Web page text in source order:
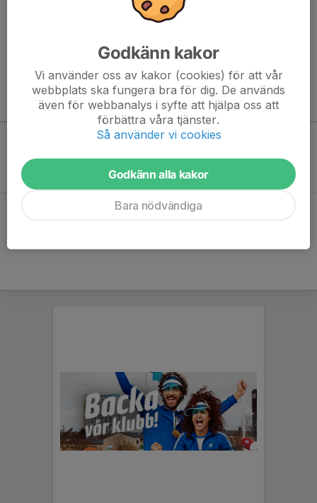
att kunna börja administrera hemsidan loggar du in högst upp till
Kommande aktiviteter
Inga aktiviteter inbokade
Godkänn kakor
Vi använder oss av kakor (cookies) för att vår
webbplats ska fungera bra för dig. De används
även för webbanalys i syfte att hjälpa oss att
förbättra våra tjänster.
Så använder vi cookies
Godkänn alla kakor
Bara nödvändiga